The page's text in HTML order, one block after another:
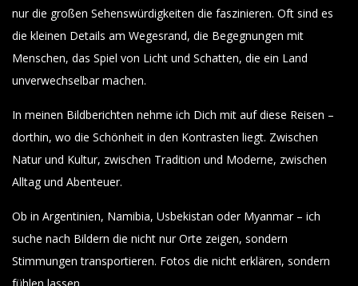
nur die großen Sehenswürdigkeiten die faszinieren. Oft sind es
die kleinen Details am Wegesrand, die Begegnungen mit
Menschen, das Spiel von Licht und Schatten, die ein Land
unverwechselbar machen.
In meinen Bildberichten nehme ich Dich mit auf diese Reisen –
dorthin, wo die Schönheit in den Kontrasten liegt. Zwischen
Natur und Kultur, zwischen Tradition und Moderne, zwischen
Alltag und Abenteuer.
Ob in Argentinien, Namibia, Usbekistan oder Myanmar – ich
suche nach Bildern die nicht nur Orte zeigen, sondern
Stimmungen transportieren. Fotos die nicht erklären, sondern